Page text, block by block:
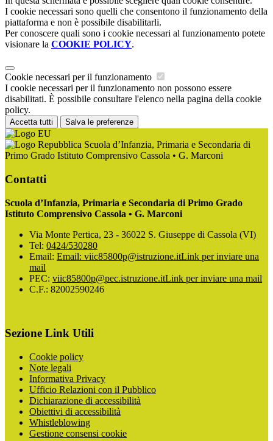
I cookie necessari sono quelli che consentono il funzionamento della
piattaforma e non è possibile disabilitarli.
Per conoscere quali sono i cookie necessari al funzionamento potete
visionare la COOKIE POLICY.
Cookie necessari per il funzionamento
I cookie necessari per il funzionamento non possono essere
disabilitati. È possibile consultare l'elenco nella pagina della cookie
policy.
Accetta tutti Salva le preferenze
Scuola d’Infanzia, Primaria e Secondaria di
Primo Grado Istituto Comprensivo Cassola • G. Marconi
Contatti
Scuola d’Infanzia, Primaria e Secondaria di Primo Grado
Istituto Comprensivo Cassola • G. Marconi
Via Monte Pertica, 23 - 36022 S. Giuseppe di Cassola (VI)
Tel: 0424/530280
Email: Email: viic85800p@istruzione.itLink per inviare una
mail
PEC: viic85800p@pec.istruzione.itLink per inviare una mail
C.F.: 82002590246
Sezione Link Utili
Cookie policy
Note legali
Informativa Privacy
Ufficio Relazioni con il Pubblico
Dichiarazione di accessibilità
Obiettivi di accessibilità
Whistleblowing
Gestione consensi cookie